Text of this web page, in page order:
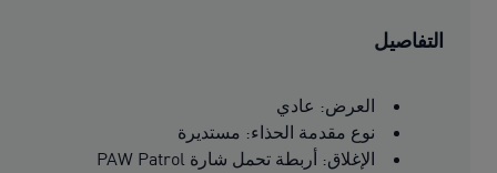
التفاصيل
العرض: عادي
نوع مقدمة الحذاء: مستديرة
الإغلاق: أربطة تحمل شارة PAW Patrol